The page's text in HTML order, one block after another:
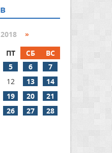
»
ПТ СБ
ВС
5 6
7
12 13
14
19 20
21
26 27
28